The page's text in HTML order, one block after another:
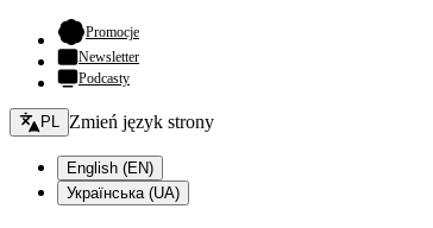
Promocje- otwiera się w nowej karcie
Newsletter
Podcasty
Zmień język - bieżący:
PL Zmień język strony
English (EN)
Українська (UA)